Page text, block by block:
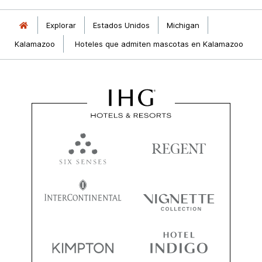
Explorar Estados Unidos
Michigan
Kalamazoo
Hoteles que admiten mascotas en Kalamazoo